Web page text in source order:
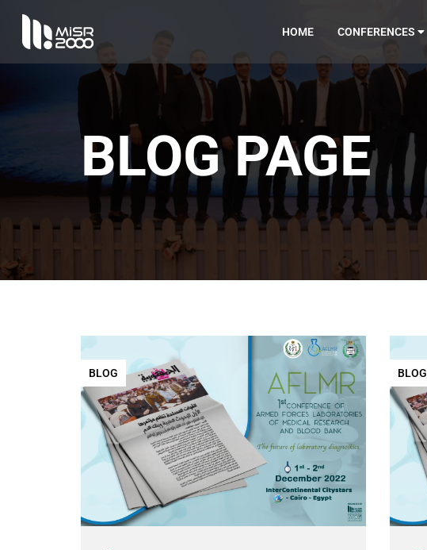
HOME CONFERENCES
BLOG PAGE
BLOG BLOG